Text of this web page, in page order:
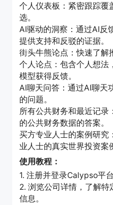
个人仪表板：紧密跟踪覆
选。
AI驱动的洞察：通过AI反
提供支持和反驳的证据。
街头牛熊论点：快速了解
个人论点：包含个人想法
模型获得反馈。
AI聊天问答：通过AI聊天
的问题。
所有公共财务和最近记录
的公共财务数据的答案。
买方专业人士的案例研究
业人士的真实世界投资案
使用教程：
1. 注册并登录Calypso平台
2. 浏览公司详情，了解
信息。